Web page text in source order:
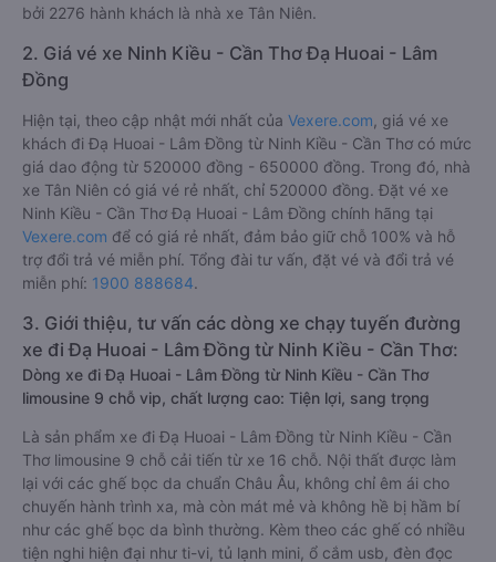
bởi 2276 hành khách là nhà xe Tân Niên.
2. Giá vé xe Ninh Kiều - Cần Thơ Đạ Huoai - Lâm
Đồng
Hiện tại, theo cập nhật mới nhất của Vexere.com , giá vé xe
khách đi Đạ Huoai - Lâm Đồng từ Ninh Kiều - Cần Thơ có mức
giá dao động từ 520000 đồng - 650000 đồng. Trong đó, nhà
xe Tân Niên có giá vé rẻ nhất, chỉ 520000 đồng. Đặt vé xe
Ninh Kiều - Cần Thơ Đạ Huoai - Lâm Đồng chính hãng tại
Vexere.com để có giá rẻ nhất, đảm bảo giữ chỗ 100% và hỗ
trợ đổi trả vé miễn phí. Tổng đài tư vấn, đặt vé và đổi trả vé
miễn phí: 1900 888684.
3. Giới thiệu, tư vấn các dòng xe chạy tuyến đường
xe đi Đạ Huoai - Lâm Đồng từ Ninh Kiều - Cần Thơ:
Dòng xe đi Đạ Huoai - Lâm Đồng từ Ninh Kiều - Cần Thơ
limousine 9 chỗ vip, chất lượng cao: Tiện lợi, sang trọng
Là sản phẩm xe đi Đạ Huoai - Lâm Đồng từ Ninh Kiều - Cần
Thơ limousine 9 chỗ cải tiến từ xe 16 chỗ. Nội thất được làm
lại với các ghế bọc da chuẩn Châu Âu, không chỉ êm ái cho
chuyến hành trình xa, mà còn mát mẻ và không hề bị hầm bí
như các ghế bọc da bình thường. Kèm theo các ghế có nhiều
tiện nghi hiện đại như ti-vi, tủ lạnh mini, ổ cắm usb, đèn đọc